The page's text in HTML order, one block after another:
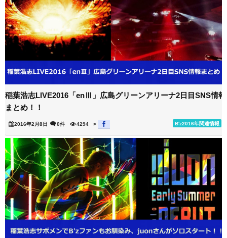
稲葉浩志LIVE2016「enⅢ」広島グリーンアリーナ2日目SNS情報
まとめ！！
2016年2月8日 B'z2016年関連情報
0件 4294 >